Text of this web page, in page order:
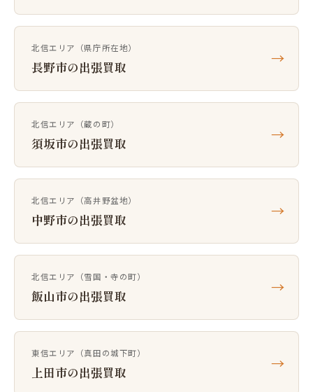
北信エリア（県庁所在地）
長野市の出張買取 →
北信エリア（蔵の町）
須坂市の出張買取 →
北信エリア（高井野盆地）
中野市の出張買取 →
北信エリア（雪国・寺の町）
飯山市の出張買取 →
東信エリア（真田の城下町）
上田市の出張買取 →